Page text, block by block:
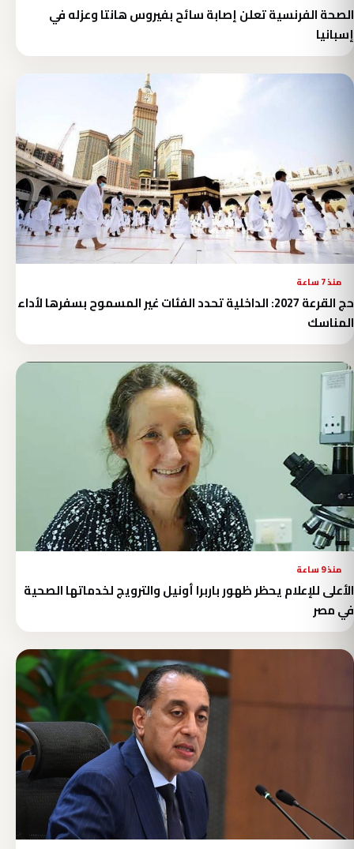
الصحة الفرنسية تعلن إصابة سائح بفيروس هانتا وعزله في
إسبانيا
منذ 7 ساعة
حج القرعة 2027: الداخلية تحدد الفئات غير المسموح بسفرها لأداء
المناسك
منذ 9 ساعة
الأعلى للإعلام يحظر ظهور باربرا أونيل والترويج لخدماتها الصحية
في مصر